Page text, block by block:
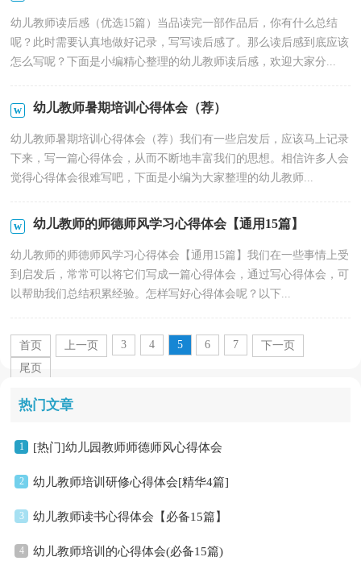
幼儿教师读后感（优选15篇）当品读完一部作品后，你有什么总结
呢？此时需要认真地做好记录，写写读后感了。那么读后感到底应该
怎么写呢？下面是小编精心整理的幼儿教师读后感，欢迎大家分...
幼儿教师暑期培训心得体会（荐）
幼儿教师暑期培训心得体会（荐）我们有一些启发后，应该马上记录
下来，写一篇心得体会，从而不断地丰富我们的思想。相信许多人会
觉得心得体会很难写吧，下面是小编为大家整理的幼儿教师...
幼儿教师的师德师风学习心得体会【通用15篇】
幼儿教师的师德师风学习心得体会【通用15篇】我们在一些事情上受
到启发后，常常可以将它们写成一篇心得体会，通过写心得体会，可
以帮助我们总结积累经验。怎样写好心得体会呢？以下...
首页 上一页 3 4 5 6 7
下一页
尾页
热门文章
1 [热门]幼儿园教师师德师风心得体会
2 幼儿教师培训研修心得体会[精华4篇]
3 幼儿教师读书心得体会【必备15篇】
4 幼儿教师培训的心得体会(必备15篇)